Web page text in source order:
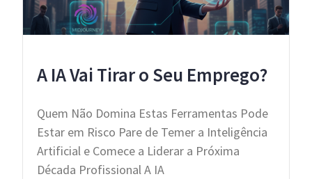
A IA Vai Tirar o Seu Emprego?
Quem Não Domina Estas Ferramentas Pode
Estar em Risco Pare de Temer a Inteligência
Artificial e Comece a Liderar a Próxima
Década Profissional A IA